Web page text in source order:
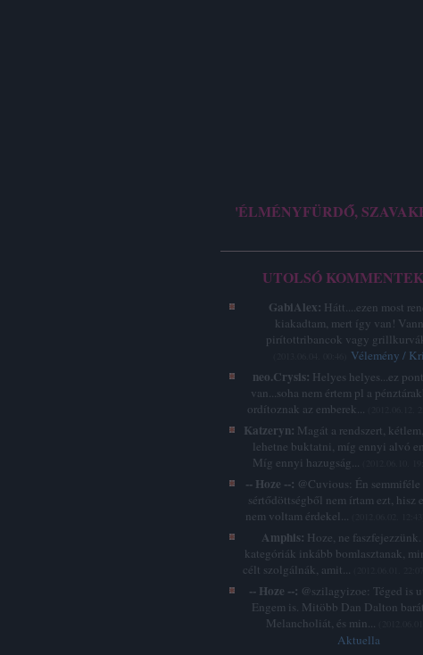
'ÉLMÉNYFÜRDŐ,
UTOLSÓ KOMMENTEK
GabiAlex: Hátt....ezen most
kiakadtam, mert így van!
pirítottribancok vagy
Vélemény /
neo.Crysis: Helyes helyes...ez
van...soha nem értem pl a
ordítoznak az emberek...
Katzeryn: Magát a rendszert,
lehetne buktatni, míg ennyi alvó
Míg ennyi hazugság...
-- Hoze --: @Cuvious: Én semmiféle
sértődöttségből nem írtam ezt, hisz
nem voltam érdekel...
Amphis: Hoze, ne
kategóriák inkább bomlasztanak,
célt szolgálnák, amit...
-- Hoze --: @szilagyizoe: Téged is
Engem is. Mitöbb Dan Dalton
Melancholiát, és min...
Aktuella